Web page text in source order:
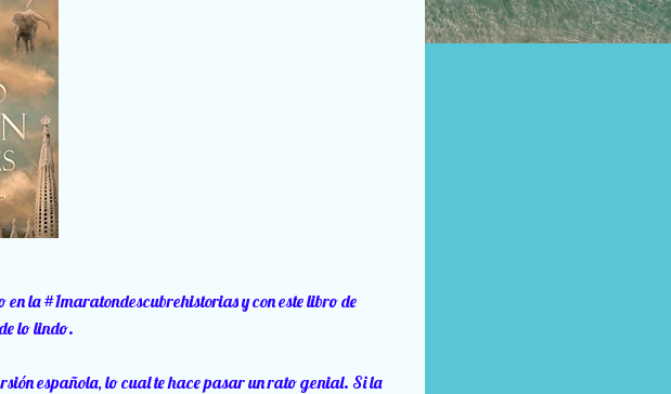
en la #1maratondescubrehistorias y con este libro de
lo lindo.
española, lo cual te hace pasar un rato genial. Si la